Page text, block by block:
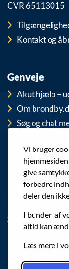
Vi bruger
give
forbedre
deler den
I bunden af
altid kan
Læs mere i
CVR 65113015
Kontakt og
Genveje
Akut hjælp –
Om
Søg og chat
EAN-numre
Cookies
Sociale
Følg os på